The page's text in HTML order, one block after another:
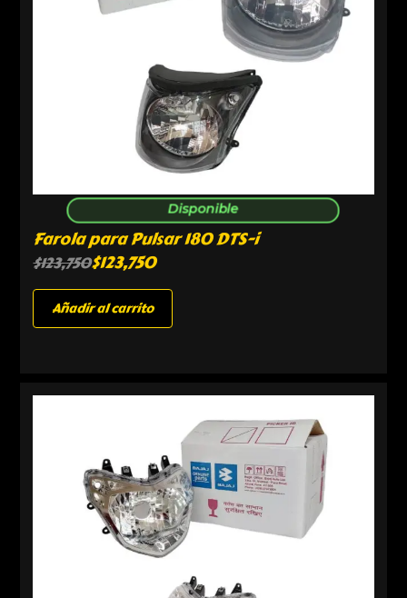
Disponible
Farola para Pulsar 180 DTS-i
$123,750$123,750
Añadir al carrito